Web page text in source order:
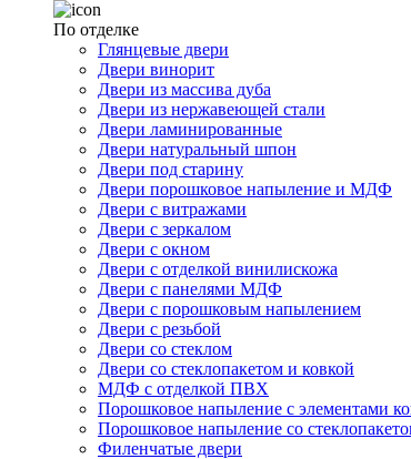
По отделке
Глянцевые двери
Двери винорит
Двери из массива дуба
Двери из нержавеющей стали
Двери ламинированные
Двери натуральный шпон
Двери под старину
Двери порошковое напыление и МДФ
Двери с витражами
Двери с зеркалом
Двери с окном
Двери с отделкой винилискожа
Двери с панелями МДФ
Двери с порошковым напылением
Двери с резьбой
Двери со стеклом
Двери со стеклопакетом и ковкой
МДФ с отделкой ПВХ
Порошковое напыление с элементами
Порошковое напыление со
Филенчатые двери